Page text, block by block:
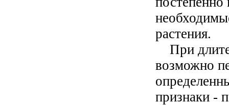
растения.
При
возможно
признаки -